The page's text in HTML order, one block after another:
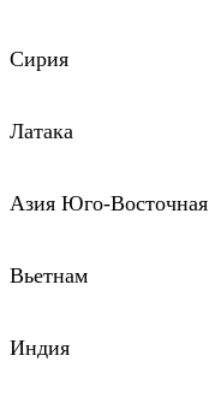
Сирия
Латака
Азия Юго-Восточная
Вьетнам
Индия